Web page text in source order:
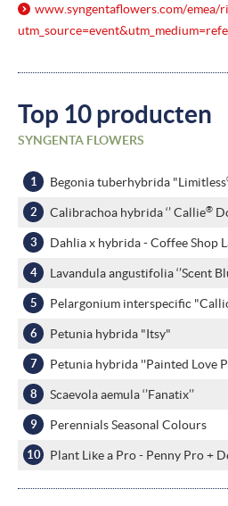
www.syngentaflowers.com/emea/
Top 10 producten
SYNGENTA FLOWERS
Begonia tuberhybrida "Limitless
Calibrachoa hybrida ‘’ Callie®
Dahlia x hybrida - Coffee Shop
Lavandula angustifolia ‘’Scent
Pelargonium interspecific
Petunia hybrida "Itsy"
Petunia hybrida ''Painted Love
Scaevola aemula ‘’Fanatix’’
Perennials Seasonal Colours
Plant Like a Pro - Penny Pro +